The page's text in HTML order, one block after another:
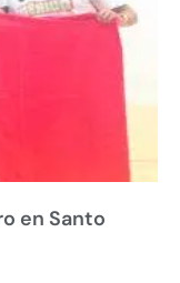
en Santo